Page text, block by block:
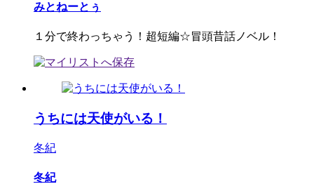
みとねーとぅ
１分で終わっちゃう！超短編☆冒頭昔話ノベル！
うちには天使がいる！
冬紀
冬紀